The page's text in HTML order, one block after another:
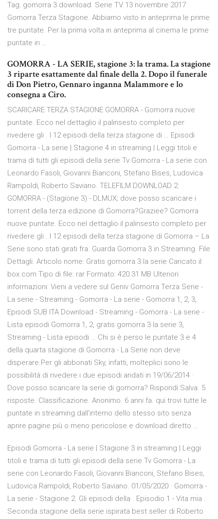
Tag: gomorra 3 download. Serie TV 13 novembre 2017
Gomorra Terza Stagione. Abbiamo visto in anteprima le prime
tre puntate. Per la prima volta in anteprima al cinema le prime
puntate in …
GOMORRA - LA SERIE, stagione 3: la trama. La stagione
3 riparte esattamente dal finale della 2. Dopo il funerale
di Don Pietro, Gennaro inganna Malammore e lo
consegna a Ciro.
SCARICARE TERZA STAGIONE GOMORRA - Gomorra nuove
puntate. Ecco nel dettaglio il palinsesto completo per
rivedere gli . I 12 episodi della terza stagione di … Episodi
Gomorra - La serie | Stagione 4 in streaming | Leggi titoli e
trama di tutti gli episodi della serie Tv Gomorra - La serie con
Leonardo Fasoli, Giovanni Bianconi, Stefano Bises, Ludovica
Rampoldi, Roberto Saviano. TELEFILM DOWNLOAD 2:
GOMORRA - (Stagione 3) - DLMUX; dove posso scaricare i
torrent della terza edizione di Gomorra?Graziee? Gomorra
nuove puntate. Ecco nel dettaglio il palinsesto completo per
rivedere gli . I 12 episodi della terza stagione di Gomorra – La
Serie sono stati girati fra. Guarda Gomorra 3 in Streaming. File
Dettagli. Articolo nome: Gratis gomorra 3 la serie Caricato il:
box.com Tipo di file: rar Formato: 420.31 MB Ulteriori
informazioni: Vieni a vedere sul Geniv Gomorra Terza Serie -
La serie - Streaming - Gomorra - La serie - Gomorra 1, 2, 3,
Episodi SUB ITA Download - Streaming - Gomorra - La serie -
Lista episodi Gomorra 1, 2, gratis gomorra 3 la serie 3,
Streaming - Lista episodi … Chi si è perso le puntate 3 e 4
della quarta stagione di Gomorra - La Serie non deve
disperare.Per gli abbonati Sky, infatti, molteplici sono le
possibilità di rivedere i due episodi andati in 19/06/2014 ·
Dove posso scaricare la serie di gomorra? Rispondi Salva. 5
risposte. Classificazione. Anonimo. 6 anni fa. qui trovi tutte le
puntate in streaming dall'interno dello stesso sito senza
aprire pagine più o meno pericolose e download diretto …
Episodi Gomorra - La serie | Stagione 3 in streaming | Leggi
titoli e trama di tutti gli episodi della serie Tv Gomorra - La
serie con Leonardo Fasoli, Giovanni Bianconi, Stefano Bises,
Ludovica Rampoldi, Roberto Saviano. 01/05/2020 · Gomorra -
La serie - Stagione 2. Gli episodi della . Episodio 1 - Vita mia .
Seconda stagione della serie ispirata best seller di Roberto